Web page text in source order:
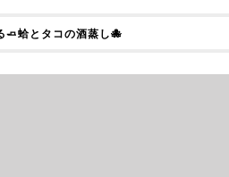
🧈蛤とタコの酒蒸し🐙